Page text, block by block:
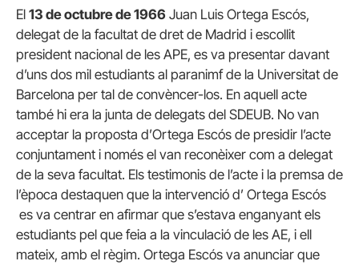
El 13 de octubre de 1966 Juan Luis Ortega Escós,
delegat de la facultat de dret de Madrid i escollit
president nacional de les APE, es va presentar davant
d’uns dos mil estudiants al paranimf de la Universitat de
Barcelona per tal de convèncer-los. En aquell acte
també hi era la junta de delegats del SDEUB. No van
acceptar la proposta d’Ortega Escós de presidir l’acte
conjuntament i només el van reconèixer com a delegat
de la seva facultat. Els testimonis de l’acte i la premsa de
l’època destaquen que la intervenció d’ Ortega Escós
es va centrar en afirmar que s’estava enganyant els
estudiants pel que feia a la vinculació de les AE, i ell
mateix, amb el règim. Ortega Escós va anunciar que